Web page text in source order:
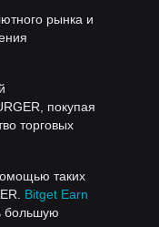
рынка и
покупая
торговых
таких
Bitget Earn
большую